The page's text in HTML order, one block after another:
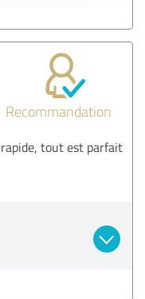
Recommandation
tout est parfait